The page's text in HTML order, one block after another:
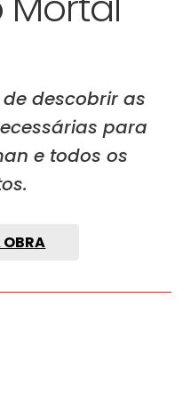
descobrir as
para
e todos os
OBRA